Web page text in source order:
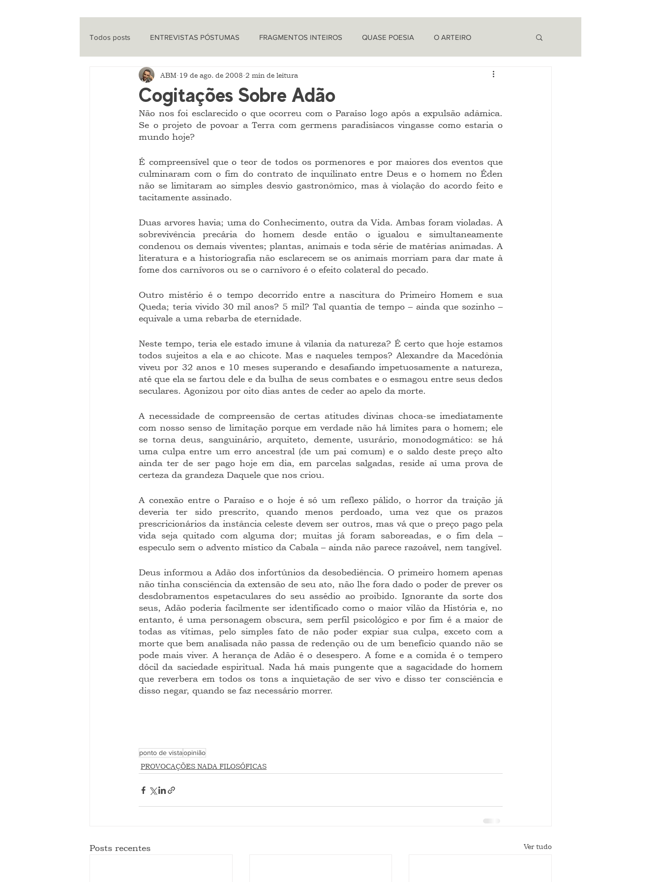
Todos posts ENTREVISTAS PÓSTUMAS FRAGMENTOS INTEIROS QUASE POESIA O ARTEIRO
ENTREVISTAS CINEMA PROVOCAÇÕES NADA FILOSÓFICAS
QUE HISTÓRIA É ESSA? POLÍTICA ARTIGOS O CRONISTA
Cogitações Sobre Adão
ABM 19 de ago. de 2008 2 min de leitura
Não nos foi esclarecido o que ocorreu com o Paraíso logo após a expulsão adâmica.
Se o projeto de povoar a Terra com germens paradisíacos vingasse como estaria o
mundo hoje?
É compreensível que o teor de todos os pormenores e por maiores dos eventos que
culminaram com o fim do contrato de inquilinato entre Deus e o homem no Éden
não se limitaram ao simples desvio gastronômico, mas à violação do acordo feito e
tacitamente assinado.
Duas arvores havia; uma do Conhecimento, outra da Vida. Ambas foram violadas. A
sobrevivência precária do homem desde então o igualou e simultaneamente
condenou os demais viventes; plantas, animais e toda série de matérias animadas. A
literatura e a historiografia não esclarecem se os animais morriam para dar mate à
fome dos carnívoros ou se o carnívoro é o efeito colateral do pecado.
Outro mistério é o tempo decorrido entre a nascitura do Primeiro Homem e sua
Queda; teria vivido 30 mil anos? 5 mil? Tal quantia de tempo – ainda que sozinho –
equivale a uma rebarba de eternidade.
Neste tempo, teria ele estado imune à vilania da natureza? É certo que hoje estamos
todos sujeitos a ela e ao chicote. Mas e naqueles tempos? Alexandre da Macedônia
viveu por 32 anos e 10 meses superando e desafiando impetuosamente a natureza,
até que ela se fartou dele e da bulha de seus combates e o esmagou entre seus dedos
seculares. Agonizou por oito dias antes de ceder ao apelo da morte.
A necessidade de compreensão de certas atitudes divinas choca-se imediatamente
com nosso senso de limitação porque em verdade não há limites para o homem; ele
se torna deus, sanguinário, arquiteto, demente, usurário, monodogmático: se há
uma culpa entre um erro ancestral (de um pai comum) e o saldo deste preço alto
ainda ter de ser pago hoje em dia, em parcelas salgadas, reside aí uma prova de
certeza da grandeza Daquele que nos criou.
A conexão entre o Paraíso e o hoje é só um reflexo pálido, o horror da traição já
deveria ter sido prescrito, quando menos perdoado, uma vez que os prazos
prescricionários da instância celeste devem ser outros, mas vá que o preço pago pela
vida seja quitado com alguma dor; muitas já foram saboreadas, e o fim dela –
especulo sem o advento místico da Cabala – ainda não parece razoável, nem tangível.
Deus informou a Adão dos infortúnios da desobediência. O primeiro homem apenas
não tinha consciência da extensão de seu ato, não lhe fora dado o poder de prever os
desdobramentos espetaculares do seu assédio ao proibido. Ignorante da sorte dos
seus, Adão poderia facilmente ser identificado como o maior vilão da História e, no
entanto, é uma personagem obscura, sem perfil psicológico e por fim é a maior de
todas as vítimas, pelo simples fato de não poder expiar sua culpa, exceto com a
morte que bem analisada não passa de redenção ou de um benefício quando não se
pode mais viver. A herança de Adão é o desespero. A fome e a comida é o tempero
dócil da saciedade espiritual. Nada há mais pungente que a sagacidade do homem
que reverbera em todos os tons a inquietação de ser vivo e disso ter consciência e
disso negar, quando se faz necessário morrer.
ponto de vistaopinião
PROVOCAÇÕES NADA FILOSÓFICAS
Posts recentes Ver tudo